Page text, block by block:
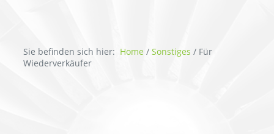
Sie befinden sich hier: Home / Sonstiges / Für
Wiederverkäufer